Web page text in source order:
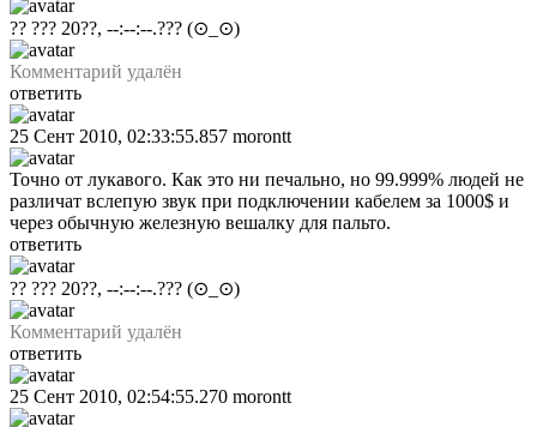
?? ??? 20??, --:--:--.??? (⊙_⊙)
Комментарий удалён
ответить
25 Сент 2010, 02:33:55.857 morontt
Точно от лукавого. Как это ни печально, но 99.999% людей не
различат вслепую звук при подключении кабелем за 1000$ и
через обычную железную вешалку для пальто.
ответить
?? ??? 20??, --:--:--.??? (⊙_⊙)
Комментарий удалён
ответить
25 Сент 2010, 02:54:55.270 morontt